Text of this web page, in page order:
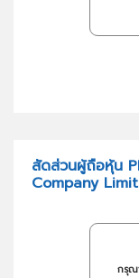
สัดส่วนผู้ถือหุ้น
Company
กรุณ